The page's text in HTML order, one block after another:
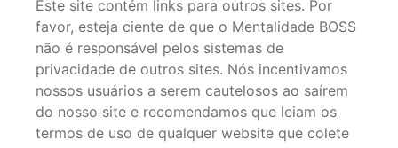
Este site contém links para outros sites. Por
favor, esteja ciente de que o Mentalidade BOSS
não é responsável pelos sistemas de
privacidade de outros sites. Nós incentivamos
nossos usuários a serem cautelosos ao saírem
do nosso site e recomendamos que leiam os
termos de uso de qualquer website que colete